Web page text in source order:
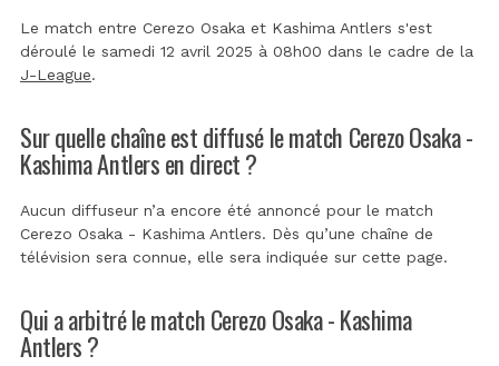
Le match entre Cerezo Osaka et Kashima Antlers s'est
déroulé le samedi 12 avril 2025 à 08h00 dans le cadre de la
J-League.
Sur quelle chaîne est diffusé le match Cerezo Osaka -
Kashima Antlers en direct ?
Aucun diffuseur n’a encore été annoncé pour le match
Cerezo Osaka - Kashima Antlers. Dès qu’une chaîne de
télévision sera connue, elle sera indiquée sur cette page.
Qui a arbitré le match Cerezo Osaka - Kashima
Antlers ?